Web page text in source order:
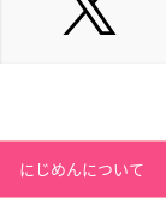
にじめんについて